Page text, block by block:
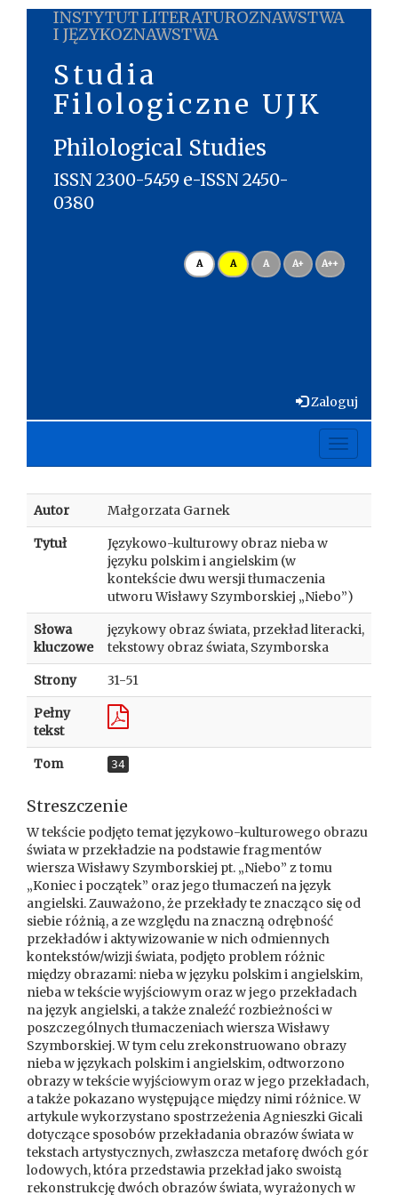
INSTYTUT LITERATUROZNAWSTWA
I JĘZYKOZNAWSTWA
Studia
Filologiczne UJK
Philological Studies
ISSN 2300-5459 e-ISSN 2450-
0380
A A A A+ A++
Zaloguj
Toggle
Autor Małgorzata Garnek
Tytuł
Językowo-kulturowy obraz nieba w
języku polskim i angielskim (w
kontekście dwu wersji tłumaczenia
utworu Wisławy Szymborskiej „Niebo”)
Słowa
kluczowe
językowy obraz świata, przekład literacki,
tekstowy obraz świata, Szymborska
Strony 31-51
Pełny
tekst
Tom 34
Streszczenie
W tekście podjęto temat językowo-kulturowego obrazu
świata w przekładzie na podstawie fragmentów
wiersza Wisławy Szymborskiej pt. „Niebo” z tomu
„Koniec i początek” oraz jego tłumaczeń na język
angielski. Zauważono, że przekłady te znacząco się od
siebie różnią, a ze względu na znaczną odrębność
przekładów i aktywizowanie w nich odmiennych
kontekstów/wizji świata, podjęto problem różnic
między obrazami: nieba w języku polskim i angielskim,
nieba w tekście wyjściowym oraz w jego przekładach
na język angielski, a także znaleźć rozbieżności w
poszczególnych tłumaczeniach wiersza Wisławy
Szymborskiej. W tym celu zrekonstruowano obrazy
nieba w językach polskim i angielskim, odtworzono
obrazy w tekście wyjściowym oraz w jego przekładach,
a także pokazano występujące między nimi różnice. W
artykule wykorzystano spostrzeżenia Agnieszki Gicali
dotyczące sposobów przekładania obrazów świata w
tekstach artystycznych, zwłaszcza metaforę dwóch gór
lodowych, która przedstawia przekład jako swoistą
rekonstrukcję dwóch obrazów świata, wyrażonych w